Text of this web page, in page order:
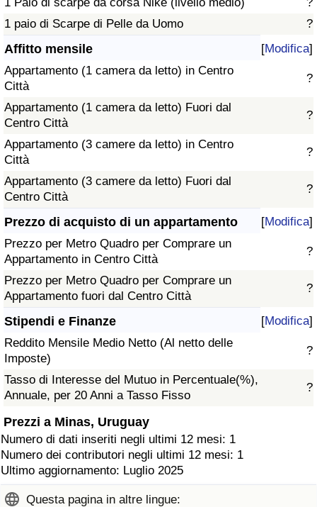
1 Paio di scarpe da corsa Nike (livello medio)
?
1 paio di Scarpe di Pelle da Uomo
?
Affitto mensile [Modifica]
Appartamento (1 camera da letto) in Centro
Città
?
Appartamento (1 camera da letto) Fuori dal
Centro Città
?
Appartamento (3 camere da letto) in Centro
Città
?
Appartamento (3 camere da letto) Fuori dal
Centro Città
?
Prezzo di acquisto di un appartamento [Modifica]
Prezzo per Metro Quadro per Comprare un
Appartamento in Centro Città
?
Prezzo per Metro Quadro per Comprare un
Appartamento fuori dal Centro Città
?
Stipendi e Finanze [Modifica]
Reddito Mensile Medio Netto (Al netto delle
Imposte)
?
Tasso di Interesse del Mutuo in Percentuale(%),
Annuale, per 20 Anni a Tasso Fisso
?
Prezzi a Minas, Uruguay
Numero di dati inseriti negli ultimi 12 mesi: 1
Numero dei contributori negli ultimi 12 mesi: 1
Ultimo aggiornamento: Luglio 2025
Questa pagina in altre lingue: